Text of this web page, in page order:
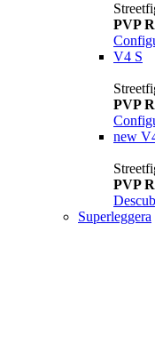
PVP
V4 S
PVP
new
PVP
Superleggera